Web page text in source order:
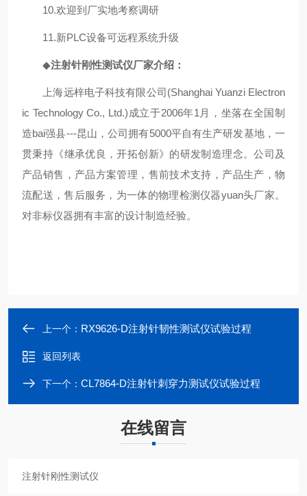
10.欢迎到厂实地考察调研
11.新PLC设备可远程系统升级
◆注射针刚性测试仪厂家介绍：
上海远梓电子科技有限公司(Shanghai Yuanzi Electron
ic Technology Co., Ltd.)成立于2006年1月，坐落在全国制
造bai强县---昆山，公司拥有5000平自有生产研发基地，一
贯秉持《继承优良，开拓创新》的研发制造理念。公司及
产品销售，产品方案管理，售前技术支持，产品生产，物
流配送，售后服务，为一体的物理检测仪器yuan头厂家。
对非标仪器拥有丰富的设计制造经验。
上一个： RX9626-D注射针韧性测试仪试验过程
返回列表
下一个： CL7864-D注射针刺穿力测试仪试验过程
在线留言